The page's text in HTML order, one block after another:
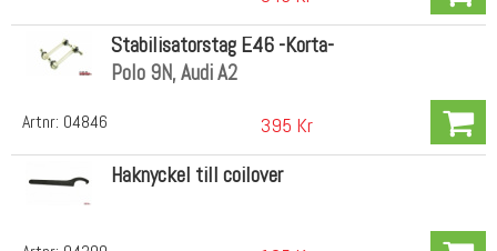
Artnr: 04846
Stabilisatorstag E46 -Korta-
Polo 9N, Audi A2
395 Kr
Haknyckel till coilover